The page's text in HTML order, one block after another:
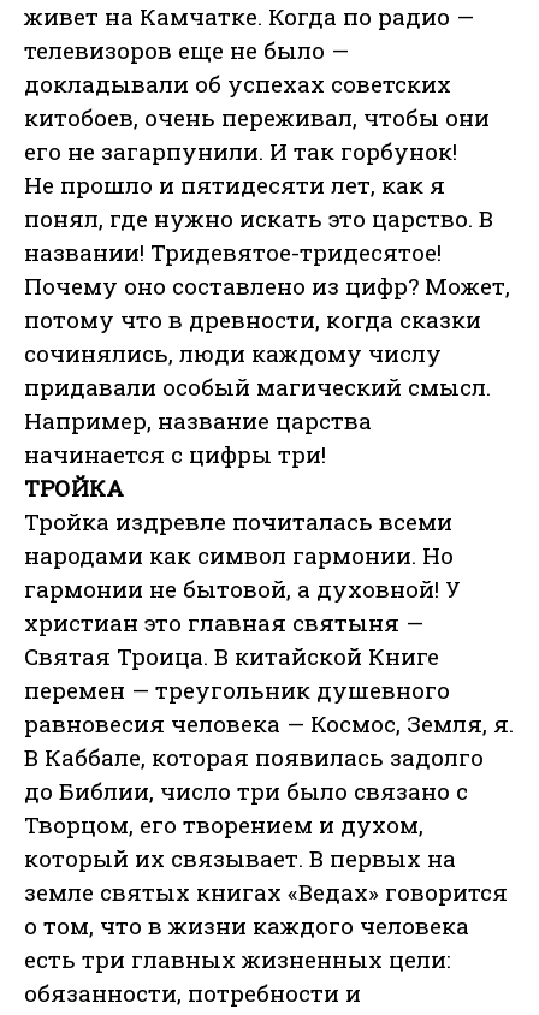
живет на Камчатке. Когда по радио —
телевизоров еще не было —
докладывали об успехах советских
китобоев, очень переживал, чтобы они
его не загарпунили. И так горбунок!
Не прошло и пятидесяти лет, как я
понял, где нужно искать это царство. В
названии! Тридевятое-тридесятое!
Почему оно составлено из цифр? Может,
потому что в древности, когда сказки
сочинялись, люди каждому числу
придавали особый магический смысл.
Например, название царства
начинается с цифры три!
ТРОЙКА
Тройка издревле почиталась всеми
народами как символ гармонии. Но
гармонии не бытовой, а духовной! У
христиан это главная святыня —
Святая Троица. В китайской Книге
перемен — треугольник душевного
равновесия человека — Космос, Земля, я.
В Каббале, которая появилась задолго
до Библии, число три было связано с
Творцом, его творением и духом,
который их связывает. В первых на
земле святых книгах «Ведах» говорится
о том, что в жизни каждого человека
есть три главных жизненных цели:
обязанности, потребности и